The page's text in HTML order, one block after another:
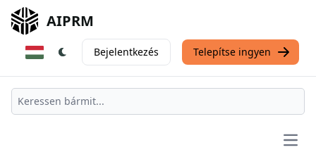
AIPRM
Bejelentkezés Telepítse ingyen